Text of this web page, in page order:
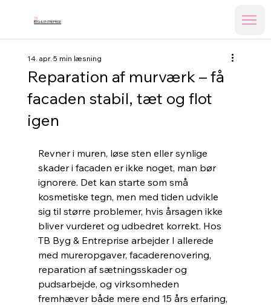
TB
BYG & ENTREPRISE
Reparation af murværk – få
facaden stabil, tæt og flot
igen
14. apr.5 min læsning
Revner i muren, løse sten eller synlige
skader i facaden er ikke noget, man bør
ignorere. Det kan starte som små
kosmetiske tegn, men med tiden udvikle
sig til større problemer, hvis årsagen ikke
bliver vurderet og udbedret korrekt. Hos
TB Byg & Entreprise arbejder I allerede
med mureropgaver, facaderenovering,
reparation af sætningsskader og
pudsarbejde, og virksomheden
fremhæver både mere end 15 års erfaring,